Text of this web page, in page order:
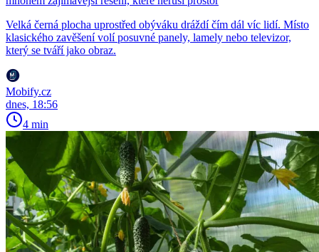
Velká černá plocha uprostřed obýváku dráždí čím dál víc lidí. Místo
klasického zavěšení volí posuvné panely, lamely nebo televizor,
který se tváří jako obraz.
Mobify.cz
dnes, 18:56
4 min